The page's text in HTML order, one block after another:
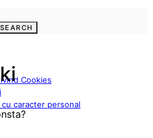
Cookies
caracter personal
SEARCH